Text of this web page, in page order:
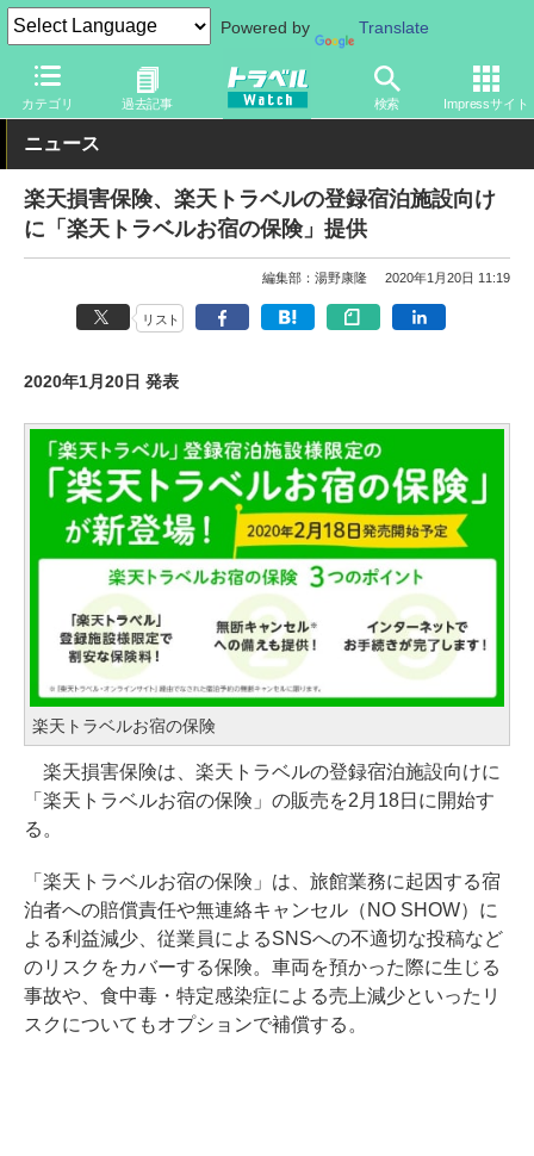
Powered by Translate
カテゴリ 過去記事 検索 Impressサイト
トラベル Watch 旅の情報 ホテル・旅館 その他
ニュース
楽天損害保険、楽天トラベルの登録宿泊施設向け
に「楽天トラベルお宿の保険」提供
編集部：湯野康隆 2020年1月20日 11:19
リスト
2020年1月20日 発表
楽天トラベルお宿の保険
楽天損害保険は、楽天トラベルの登録宿泊施設向けに
「楽天トラベルお宿の保険」の販売を2月18日に開始す
る。
「楽天トラベルお宿の保険」は、旅館業務に起因する宿
泊者への賠償責任や無連絡キャンセル（NO SHOW）に
よる利益減少、従業員によるSNSへの不適切な投稿など
のリスクをカバーする保険。車両を預かった際に生じる
事故や、食中毒・特定感染症による売上減少といったリ
スクについてもオプションで補償する。